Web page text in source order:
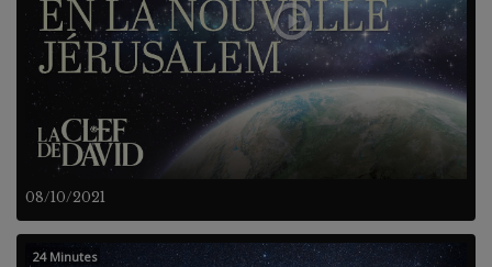
08/10/2021
24 Minutes